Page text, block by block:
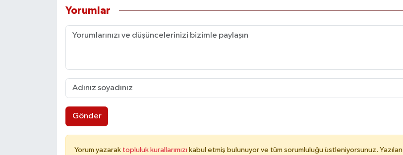
Yorumlar
Gönder
Yorum yazarak topluluk kurallarımızı kabul etmiş bulunuyor ve tüm sorumluluğu üstleniyorsunuz. Yazılan